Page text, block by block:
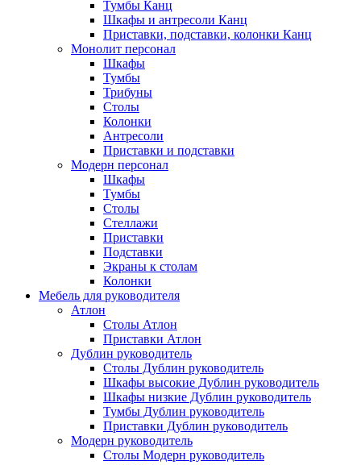
Тумбы Канц
Шкафы и антресоли Канц
Приставки, подставки, колонки Канц
Монолит персонал
Шкафы
Тумбы
Трибуны
Столы
Колонки
Антресоли
Приставки и подставки
Модерн персонал
Шкафы
Тумбы
Столы
Стеллажи
Приставки
Подставки
Экраны к столам
Колонки
Мебель для руководителя
Атлон
Столы Атлон
Приставки Атлон
Дублин руководитель
Столы Дублин руководитель
Шкафы высокие Дублин руководитель
Шкафы низкие Дублин руководитель
Тумбы Дублин руководитель
Приставки Дублин руководитель
Модерн руководитель
Столы Модерн руководитель